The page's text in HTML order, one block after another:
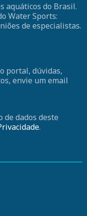
aquáticos do Brasil.
Water Sports:
de especialistas.
portal, dúvidas,
envie um email
de dados deste
.